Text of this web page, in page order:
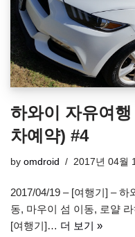
하와이 자유여
차예약) #4
by omdroid 2017년 04월
2017/04/19 – [여행기] –
동, 마우이 섬 이동, 로얄
[여행기]… 더 보기 »